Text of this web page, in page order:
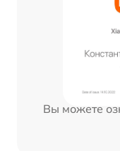
Вы можете